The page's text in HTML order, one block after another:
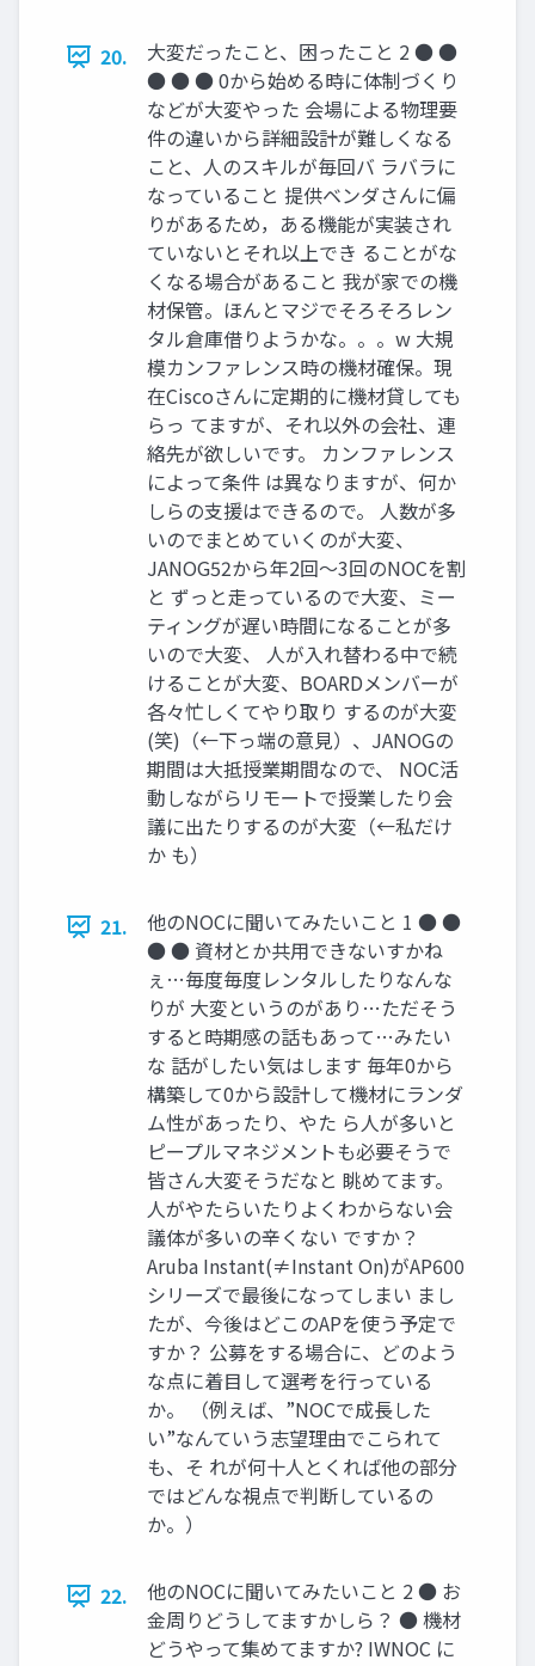
20.
大変だったこと、困ったこと 2 ● ●
● ● ● 0から始める時に体制づくり
などが大変やった 会場による物理要
件の違いから詳細設計が難しくなる
こと、人のスキルが毎回バ ラバラに
なっていること 提供ベンダさんに偏
りがあるため，ある機能が実装され
ていないとそれ以上でき ることがな
くなる場合があること 我が家での機
材保管。ほんとマジでそろそろレン
タル倉庫借りようかな。。。w 大規
模カンファレンス時の機材確保。現
在Ciscoさんに定期的に機材貸しても
らっ てますが、それ以外の会社、連
絡先が欲しいです。 カンファレンス
によって条件 は異なりますが、何か
しらの支援はできるので。 人数が多
いのでまとめていくのが大変、
JANOG52から年2回～3回のNOCを割
と ずっと走っているので大変、ミー
ティングが遅い時間になることが多
いので大変、 人が入れ替わる中で続
けることが大変、BOARDメンバーが
各々忙しくてやり取り するのが大変
(笑)（←下っ端の意見）、JANOGの
期間は大抵授業期間なので、 NOC活
動しながらリモートで授業したり会
議に出たりするのが大変（←私だけ
か も）
21.
他のNOCに聞いてみたいこと 1 ● ●
● ● 資材とか共用できないすかね
ぇ…毎度毎度レンタルしたりなんな
りが 大変というのがあり…ただそう
すると時期感の話もあって…みたい
な 話がしたい気はします 毎年0から
構築して0から設計して機材にランダ
ム性があったり、やた ら人が多いと
ピープルマネジメントも必要そうで
皆さん大変そうだなと 眺めてます。
人がやたらいたりよくわからない会
議体が多いの辛くない ですか？
Aruba Instant(≠Instant On)がAP600
シリーズで最後になってしまい まし
たが、今後はどこのAPを使う予定で
すか？ 公募をする場合に、どのよう
な点に着目して選考を行っている
か。 （例えば、”NOCで成長した
い”なんていう志望理由でこられて
も、そ れが何十人とくれば他の部分
ではどんな視点で判断しているの
か。）
22.
他のNOCに聞いてみたいこと 2 ● お
金周りどうしてますかしら？ ● 機材
どうやって集めてますか? IWNOC に